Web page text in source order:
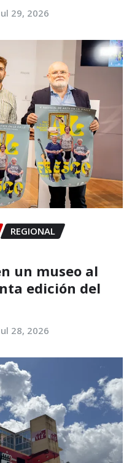
29, 2026
REGIONAL
un museo al
edición del
28, 2026